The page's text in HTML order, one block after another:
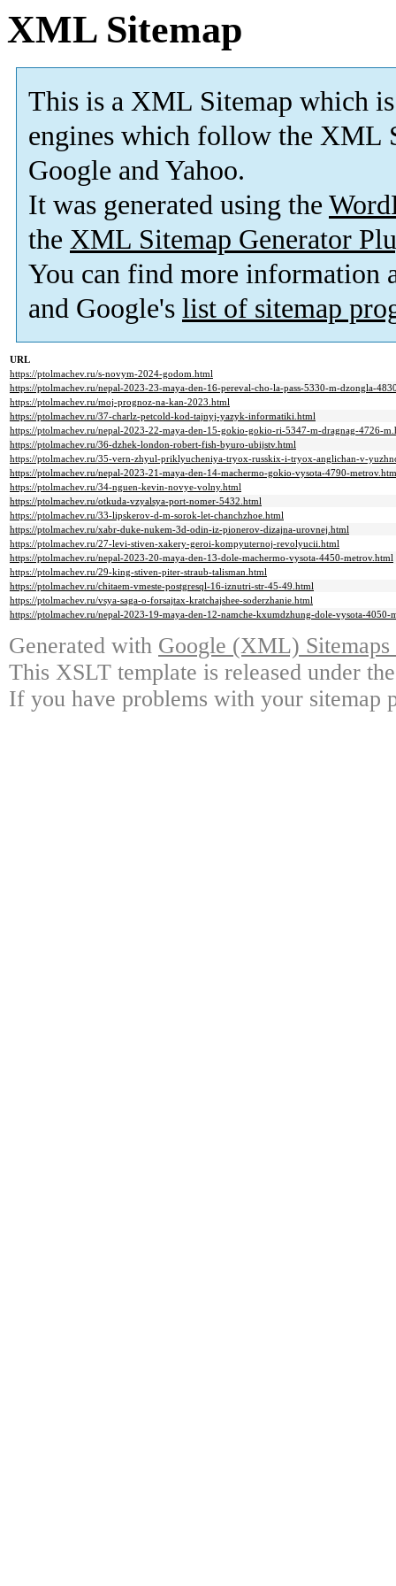
XML Sitemap
This is a XML Sitemap which is
engines which follow the XML
Google and Yahoo.
It was generated using the
the XML Sitemap Generator
You can find more information
and Google's list of sitemap
URL
https://ptolmachev.ru/s-novym-2024-godom.html
https://ptolmachev.ru/nepal-2023-23-maya-den-16-pereval-cho-la-pass-5330-m-dzongla-
https://ptolmachev.ru/moj-prognoz-na-kan-2023.html
https://ptolmachev.ru/37-charlz-petcold-kod-tajnyj-yazyk-informatiki.html
https://ptolmachev.ru/nepal-2023-22-maya-den-15-gokio-gokio-ri-5347-m-dragnag-4726-
https://ptolmachev.ru/36-dzhek-london-robert-fish-byuro-ubijstv.html
https://ptolmachev.ru/35-vern-zhyul-priklyucheniya-tryox-russkix-i-tryox-anglichan-v-
https://ptolmachev.ru/nepal-2023-21-maya-den-14-machermo-gokio-vysota-4790-
https://ptolmachev.ru/34-nguen-kevin-novye-volny.html
https://ptolmachev.ru/otkuda-vzyalsya-port-nomer-5432.html
https://ptolmachev.ru/33-lipskerov-d-m-sorok-let-chanchzhoe.html
https://ptolmachev.ru/xabr-duke-nukem-3d-odin-iz-pionerov-dizajna-urovnej.html
https://ptolmachev.ru/27-levi-stiven-xakery-geroi-kompyuternoj-revolyucii.html
https://ptolmachev.ru/nepal-2023-20-maya-den-13-dole-machermo-vysota-4450-metrov.html
https://ptolmachev.ru/29-king-stiven-piter-straub-talisman.html
https://ptolmachev.ru/chitaem-vmeste-postgresql-16-iznutri-str-45-49.html
https://ptolmachev.ru/vsya-saga-o-forsajtax-kratchajshee-soderzhanie.html
https://ptolmachev.ru/nepal-2023-19-maya-den-12-namche-kxumdzhung-dole-vysota-4050-
Generated with Google (XML)
This XSLT template is released under
If you have problems with your sitemap